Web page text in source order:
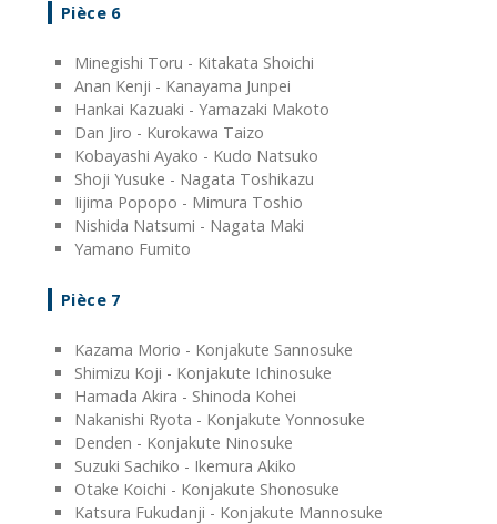
Pièce 6
Minegishi Toru - Kitakata Shoichi
Anan Kenji - Kanayama Junpei
Hankai Kazuaki - Yamazaki Makoto
Dan Jiro - Kurokawa Taizo
Kobayashi Ayako - Kudo Natsuko
Shoji Yusuke - Nagata Toshikazu
Iijima Popopo - Mimura Toshio
Nishida Natsumi - Nagata Maki
Yamano Fumito
Pièce 7
Kazama Morio - Konjakute Sannosuke
Shimizu Koji - Konjakute Ichinosuke
Hamada Akira - Shinoda Kohei
Nakanishi Ryota - Konjakute Yonnosuke
Denden - Konjakute Ninosuke
Suzuki Sachiko - Ikemura Akiko
Otake Koichi - Konjakute Shonosuke
Katsura Fukudanji - Konjakute Mannosuke